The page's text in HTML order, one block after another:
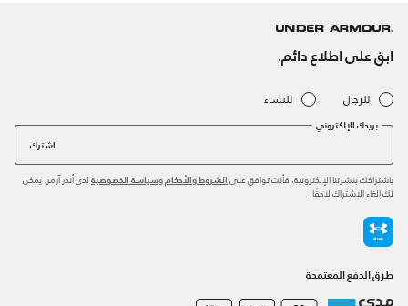
ابق على اطلاع دائم.
للرجال للنساء
بريدك الإلكتروني
اشترك
باشتراكك بنشرتنا الإلكترونية، فأنت توافق على الشروط والأحكام وسياسة الخصوصية لدى أندر آرمر. يمكن
لك إلغاء الاشتراك لاحقًا.
طرق الدفع المعتمدة